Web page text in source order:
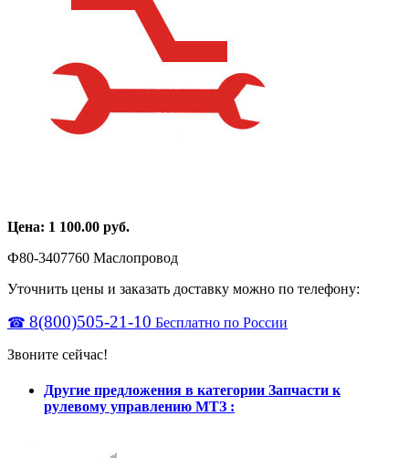
Цена: 1 100.00 руб.
Ф80-3407760 Маслопровод
Уточнить цены и заказать доставку можно по телефону:
☎ 8(800)505-21-10 Бесплатно по России
Звоните сейчас!
Другие предложения в категории Запчасти к
рулевому управлению МТЗ :